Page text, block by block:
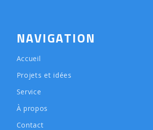
NAVIGATION
Accueil
Projets et idées
Service
À propos
Contact